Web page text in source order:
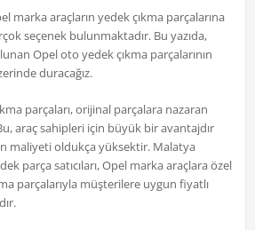
marka araçların yedek çıkma parçalarına
seçenek bulunmaktadır. Bu yazıda,
Opel oto yedek çıkma parçalarının
duracağız.
parçaları, orijinal parçalara nazaran
araç sahipleri için büyük bir avantajdır
maliyeti oldukça yüksektir. Malatya
parça satıcıları, Opel marka araçlara özel
parçalarıyla müşterilere uygun fiyatlı